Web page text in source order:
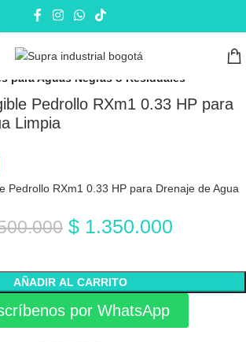
bombas eléctricas Bombas Sumergibles
para Aguas Negras o Residuales
Pedrollo RXm1 0.33 HP para
Limpia
$ 1.350.000
AÑADIR AL CARRITO
por WhatsApp